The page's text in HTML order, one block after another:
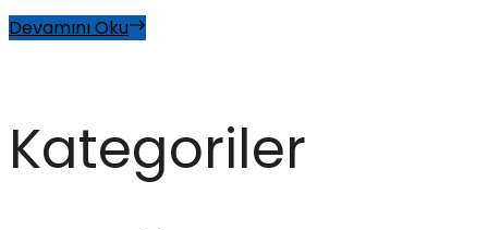
Devamını Oku
Kategoriler